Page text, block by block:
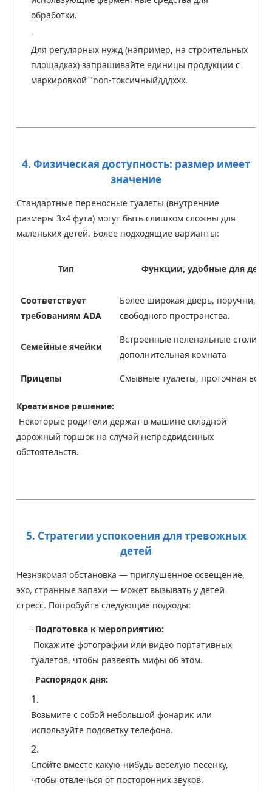
обработки.
·
Для регулярных нужд (например, на строительных
площадках) запрашивайте единицы продукции с
маркировкой "non-токсичныйдддххх.
4. Физическая доступность: размер имеет
значение
Стандартные переносные туалеты (внутренние
размеры 3х4 фута) могут быть слишком сложны для
маленьких детей. Более подходящие варианты:
Тип Функции, удобные для
Соответствует
требованиям ADA
Более широкая дверь, поручни,
свободного пространства.
Семейные ячейки
Встроенные пеленальные столики,
дополнительная комната
Прицепы Смывные туалеты, проточная вода
Креативное решение:
Некоторые родители держат в машине складной
дорожный горшок на случай непредвиденных
обстоятельств.
5. Стратегии успокоения для тревожных
детей
Незнакомая обстановка — приглушенное освещение,
эхо, странные запахи — может вызывать у детей
стресс. Попробуйте следующие подходы:
· Подготовка к мероприятию:
Покажите фотографии или видео портативных
туалетов, чтобы развеять мифы об этом.
· Распорядок дня:
1.
Возьмите с собой небольшой фонарик или
используйте подсветку телефона.
2.
Спойте вместе какую-нибудь веселую песенку,
чтобы отвлечься от посторонних звуков.